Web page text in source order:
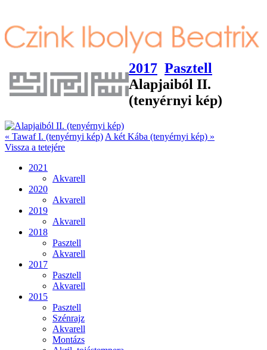
2017 Pasztell
Alapjaiból II.
(tenyérnyi kép)
« Tawaf I. (tenyérnyi kép) A két Kába (tenyérnyi kép) »
Vissza a tetejére
2021
Akvarell
2020
Akvarell
2019
Akvarell
2018
Pasztell
Akvarell
2017
Pasztell
Akvarell
2015
Pasztell
Szénrajz
Akvarell
Montázs